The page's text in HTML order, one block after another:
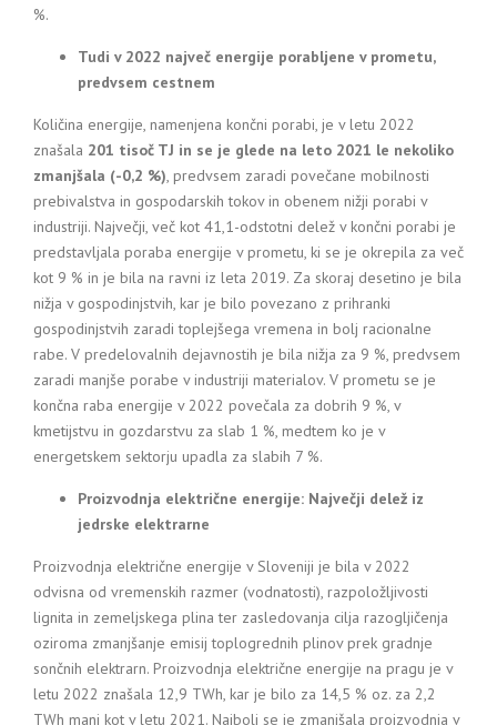
%.
Tudi v 2022 največ energije porabljene v prometu,
predvsem cestnem
Količina energije, namenjena končni porabi, je v letu 2022
znašala 201 tisoč TJ in se je glede na leto 2021 le nekoliko
zmanjšala (-0,2 %), predvsem zaradi povečane mobilnosti
prebivalstva in gospodarskih tokov in obenem nižji porabi v
industriji. Največji, več kot 41,1-odstotni delež v končni porabi je
predstavljala poraba energije v prometu, ki se je okrepila za več
kot 9 % in je bila na ravni iz leta 2019. Za skoraj desetino je bila
nižja v gospodinjstvih, kar je bilo povezano z prihranki
gospodinjstvih zaradi toplejšega vremena in bolj racionalne
rabe. V predelovalnih dejavnostih je bila nižja za 9 %, predvsem
zaradi manjše porabe v industriji materialov. V prometu se je
končna raba energije v 2022 povečala za dobrih 9 %, v
kmetijstvu in gozdarstvu za slab 1 %, medtem ko je v
energetskem sektorju upadla za slabih 7 %.
Proizvodnja električne energije: Največji delež iz
jedrske elektrarne
Proizvodnja električne energije v Sloveniji je bila v 2022
odvisna od vremenskih razmer (vodnatosti), razpoložljivosti
lignita in zemeljskega plina ter zasledovanja cilja razogljičenja
oziroma zmanjšanje emisij toplogrednih plinov prek gradnje
sončnih elektrarn. Proizvodnja električne energije na pragu je v
letu 2022 znašala 12,9 TWh, kar je bilo za 14,5 % oz. za 2,2
TWh manj kot v letu 2021. Najbolj se je zmanjšala proizvodnja v